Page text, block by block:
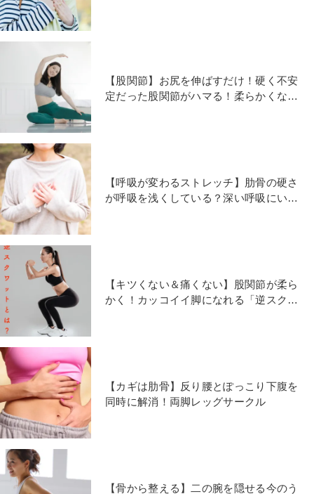
【股関節】お尻を伸ばすだけ！硬く不安
定だった股関節がハマる！柔らかくな
【呼吸が変わるストレッチ】肋骨の硬さ
が呼吸を浅くしている？深い呼吸にいざ
【キツくない＆痛くない】股関節が柔ら
かく！カッコイイ脚になれる「逆スクワ
【カギは肋骨】反り腰とぽっこり下腹を
同時に解消！両脚レッグサークル
【骨から整える】二の腕を隠せる今のう